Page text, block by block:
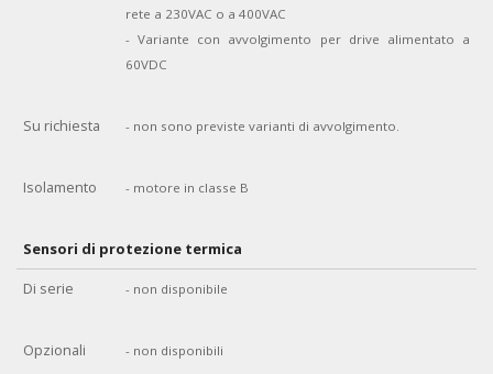
rete a 230VAC o a 400VAC
- Variante con avvolgimento per drive alimentato a
60VDC
Su richiesta - non sono previste varianti di avvolgimento.
Isolamento - motore in classe B
Sensori di protezione termica
Di serie
- non disponibile
Opzionali - non disponibili